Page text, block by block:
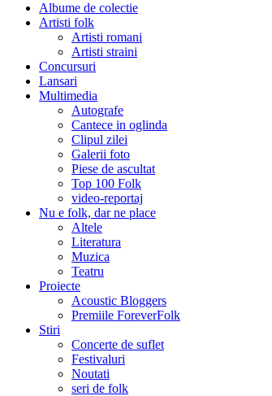
Albume de colectie
Artisti folk
Artisti romani
Artisti straini
Concursuri
Lansari
Multimedia
Autografe
Cantece in oglinda
Clipul zilei
Galerii foto
Piese de ascultat
Top 100 Folk
video-reportaj
Nu e folk, dar ne place
Altele
Literatura
Muzica
Teatru
Proiecte
Acoustic Bloggers
Premiile ForeverFolk
Stiri
Concerte de suflet
Festivaluri
Noutati
seri de folk